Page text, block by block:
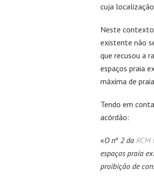
cuja
Neste
existente não
que recusou a
espaços praia
máxima de
Tendo em
acórdão:
«O nº 2 da RCM
espaços praia
proibição de